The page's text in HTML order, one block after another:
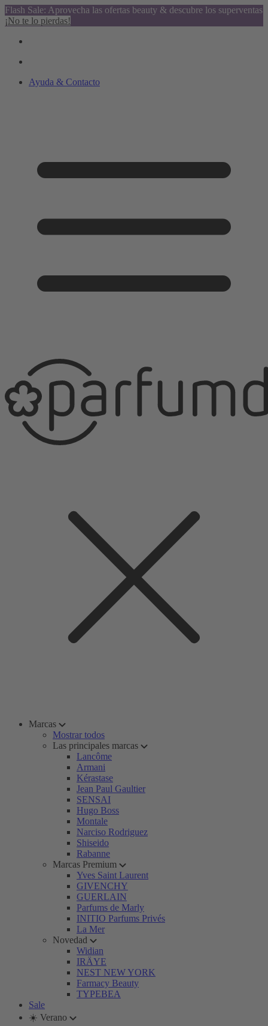
Flash Sale: Aprovecha las ofertas beauty & descubre los superventas
¡No te lo pierdas!
Ayuda & Contacto
Marcas
Mostrar todos
Las principales marcas
Lancôme
Armani
Kérastase
Jean Paul Gaultier
SENSAI
Hugo Boss
Montale
Narciso Rodriguez
Shiseido
Rabanne
Marcas Premium
Yves Saint Laurent
GIVENCHY
GUERLAIN
Parfums de Marly
INITIO Parfums Privés
La Mer
Novedad
Widian
IRÄYE
NEST NEW YORK
Farmacy Beauty
TYPEBEA
Sale
☀️ Verano